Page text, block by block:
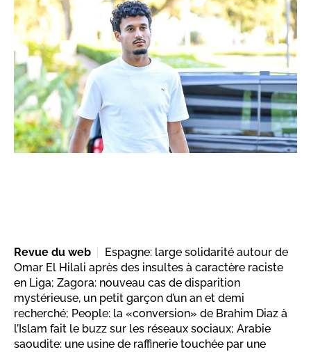
Revue du web
Espagne: large solidarité autour de
Omar El Hilali après des insultes à caractère raciste
en Liga; Zagora: nouveau cas de disparition
mystérieuse, un petit garçon d’un an et demi
recherché; People: la «conversion» de Brahim Diaz à
l’Islam fait le buzz sur les réseaux sociaux; Arabie
saoudite: une usine de raffinerie touchée par une